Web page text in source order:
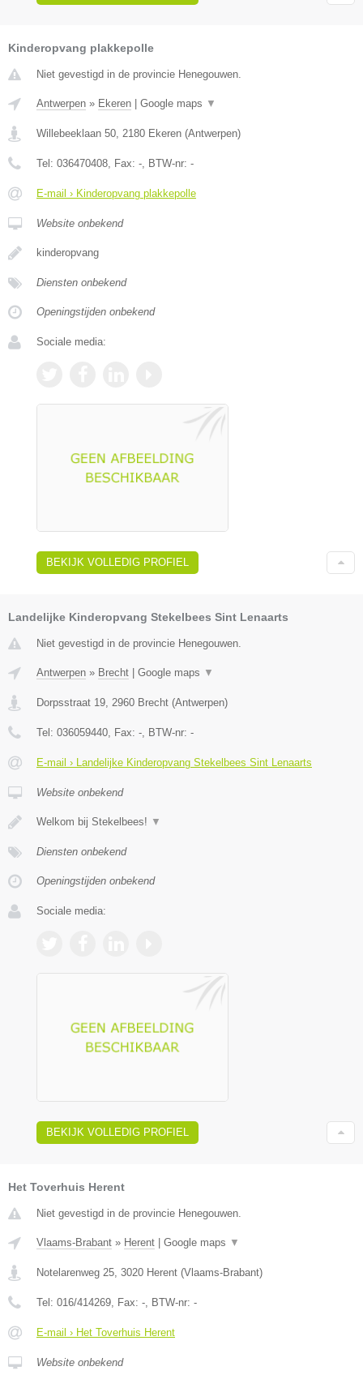
Kinderopvang plakkepolle
Niet gevestigd in de provincie Henegouwen.
Antwerpen » Ekeren | Google maps ▼
Willebeeklaan 50 2180 Ekeren (Antwerpen)
Tel: 036470408 , Fax: - , BTW-nr: -
E-mail › Kinderopvang plakkepolle
Website onbekend
kinderopvang
Diensten onbekend
Openingstijden onbekend
Sociale media:
BEKIJK VOLLEDIG PROFIEL
Landelijke Kinderopvang Stekelbees Sint Lenaarts
Niet gevestigd in de provincie Henegouwen.
Antwerpen » Brecht Google maps ▼
Dorpsstraat 19, 2960 Brecht (Antwerpen)
Tel: 036059440, Fax: -, BTW-nr: -
E-mail › Landelijke Kinderopvang Stekelbees Sint Lenaarts
Website onbekend
Welkom bij Stekelbees! ▼
Diensten onbekend
Openingstijden onbekend
Sociale media:
BEKIJK VOLLEDIG PROFIEL
Het Toverhuis Herent
Niet gevestigd in de provincie Henegouwen.
Vlaams-Brabant » Herent Google maps ▼
Notelarenweg 25 3020 Herent (Vlaams-Brabant)
Tel: 016/414269 , Fax: - , BTW-nr: -
E-mail › Het Toverhuis Herent
Website onbekend